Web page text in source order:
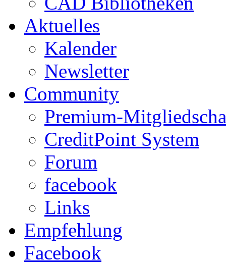
Aktuelles
Kalender
Newsletter
Community
Premium-
CreditPoint System
Forum
facebook
Links
Empfehlung
Facebook